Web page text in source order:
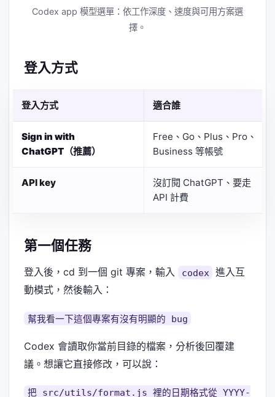
Codex app 模型選單：依工作深度、速度與可用方案選
擇。
登入方式
登入方式 適合誰
Sign in with
ChatGPT（推薦）
Free、Go、Plus、Pro、
Business 等帳號
API key
沒訂閱 ChatGPT、要走
API 計費
第一個任務
登入後，cd 到一個 git 專案，輸入 codex
進入互
動模式，然後輸入：
幫我看一下這個專案有沒有明顯的 bug
Codex 會讀取你當前目錄的檔案，分析後回覆建
議。想讓它直接修改，可以說：
把 src/utils/format.js 裡的日期格式從 YYYY-